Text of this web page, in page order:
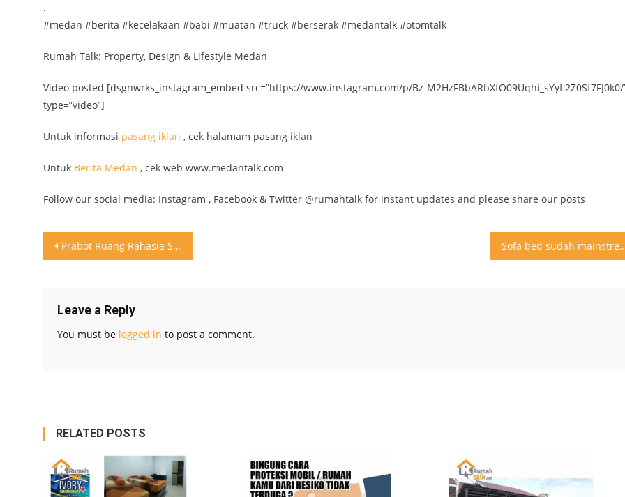
.
#medan #berita #kecelakaan #babi #muatan #truck #berserak #medantalk #otomtalk
Rumah Talk: Property, Design & Lifestyle Medan
Video posted [dsgnwrks_instagram_embed src=”https://www.instagram.com/p/Bz-M2HzFBbARbXfO09Uqhi_sYyfl2Z0Sf7FJ0k0/
type=”video”]
Untuk informasi pasang iklan , cek halamam pasang iklan
Untuk Berita Medan , cek web www.medantalk.com
Follow our social media: Instagram , Facebook & Twitter @rumahtalk for instant updates and please share our posts
Post
Prabot Ruang Rahasia Siapa mau? . #inspirasi #prabot #furniture #ruangrahasia Sofa bed sudah mainstream Coba lihat sofa
Leave a Reply
You must be logged in to post a comment.
RELATED POSTS